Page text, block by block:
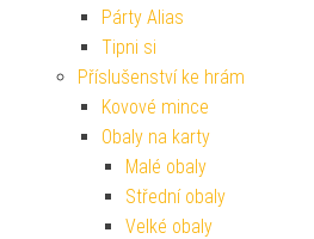
Párty Alias
Tipni si
Příslušenství ke hrám
Kovové mince
Obaly na karty
Malé obaly
Střední obaly
Velké obaly